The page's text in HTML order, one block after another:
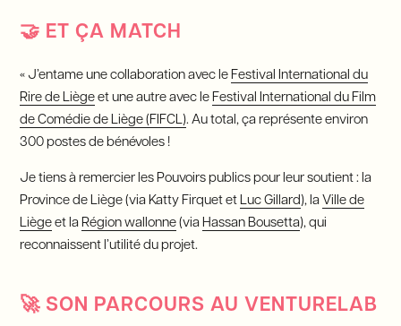
🤝 ET ÇA MATCH
« J’entame une collaboration avec leFestival International du
Rire de Liège et une autre avec leFestival International du Film
de Comédie de Liège (FIFCL). Au total, ça représente environ
300 postes de bénévoles !
Je tiens à remercier les Pouvoirs publics pour leur soutient : la
Province de Liège (via Katty Firquet etLuc Gillard), la Ville de
Liège et laRégion wallonne (viaHassan Bousetta), qui
reconnaissent l’utilité du projet.
🚀 SON PARCOURS AU VENTURELAB